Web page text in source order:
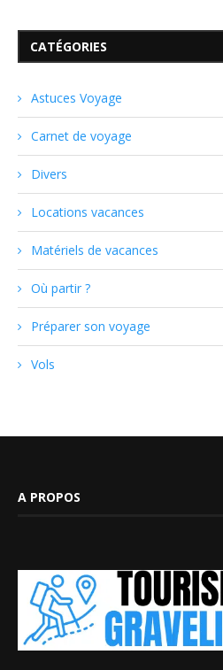
CATÉGORIES
Astuces Voyage
Carnet de voyage
Divers
Locations vacances
Matériels de vacances
Où partir ?
Préparer son voyage
Vols
A PROPOS